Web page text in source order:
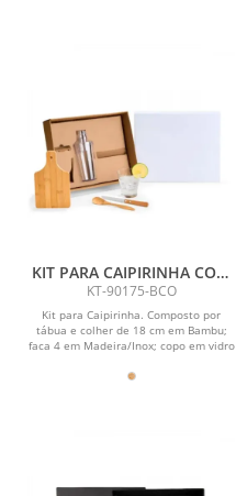
KIT PARA CAIPIRINHA COM
COQUETELEIRA - 5 PÇS
KT-90175-BCO
Kit para Caipirinha. Composto por
tábua e colher de 18 cm em Bambu;
faca 4 em Madeira/Inox; copo em vidro